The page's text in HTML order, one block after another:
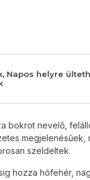
, Napos helyre
bokrot nevelő,
megjelenésűek,
szeldeltek.
hozza hófehér,